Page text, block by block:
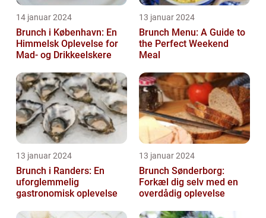
14 januar 2024
Brunch i København: En
Himmelsk Oplevelse for
Mad- og Drikkeelskere
13 januar 2024
Brunch Menu: A Guide to
the Perfect Weekend
Meal
13 januar 2024
Brunch i Randers: En
uforglemmelig
gastronomisk oplevelse
13 januar 2024
Brunch Sønderborg:
Forkæl dig selv med en
overdådig oplevelse